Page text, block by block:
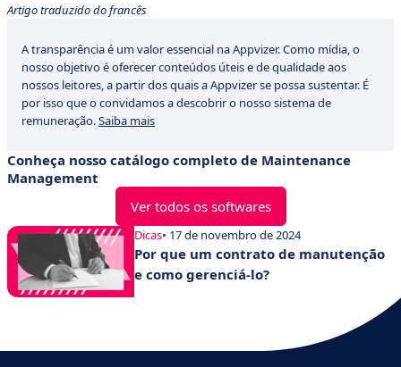
Artigo traduzido do francês
A transparência é um valor essencial na Appvizer. Como mídia, o
nosso objetivo é oferecer conteúdos úteis e de qualidade aos
nossos leitores, a partir dos quais a Appvizer se possa sustentar. É
por isso que o convidamos a descobrir o nosso sistema de
remuneração.Saiba mais
Conheça nosso catálogo completo de Maintenance
Management
Ver todos os softwares
Dicas• 17 de novembro de 2024
Por que um contrato de manutenção
e como gerenciá-lo?